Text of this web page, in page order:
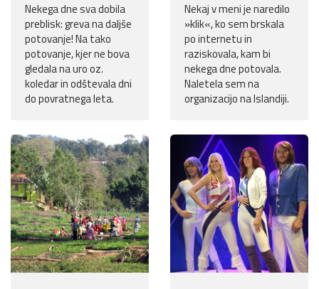
Nekega dne sva dobila
preblisk: greva na daljše
potovanje! Na tako
potovanje, kjer ne bova
gledala na uro oz.
koledar in odštevala dni
do povratnega leta.
Nekaj v meni je naredilo
»klik«, ko sem brskala
po internetu in
raziskovala, kam bi
nekega dne potovala.
Naletela sem na
organizacijo na Islandiji.